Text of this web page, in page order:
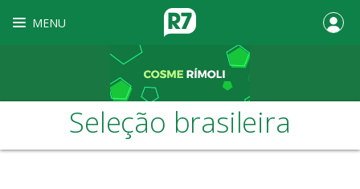
MENU
Seleção brasileira